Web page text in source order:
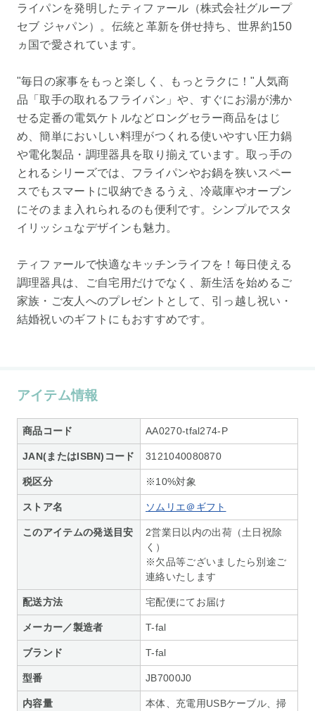
ライパンを発明したティファール（株式会社グループ
セブ ジャパン）。伝統と革新を併せ持ち、世界約150
ヵ国で愛されています。
"毎日の家事をもっと楽しく、もっとラクに！"人気商
品「取手の取れるフライパン」や、すぐにお湯が沸か
せる定番の電気ケトルなどロングセラー商品をはじ
め、簡単においしい料理がつくれる使いやすい圧力鍋
や電化製品・調理器具を取り揃えています。取っ手の
とれるシリーズでは、フライパンやお鍋を狭いスペー
スでもスマートに収納できるうえ、冷蔵庫やオーブン
にそのまま入れられるのも便利です。シンプルでスタ
イリッシュなデザインも魅力。
ティファールで快適なキッチンライフを！毎日使える
調理器具は、ご自宅用だけでなく、新生活を始めるご
家族・ご友人へのプレゼントとして、引っ越し祝い・
結婚祝いのギフトにもおすすめです。
アイテム情報
商品コード AA0270-tfal274-P
JAN(またはISBN)コード 3121040080870
税区分 ※10%対象
ストア名 ソムリエ＠ギフト
このアイテムの発送目安
2営業日以内の出荷（土日祝除
く）
※欠品等ございましたら別途ご
連絡いたします
配送方法 宅配便にてお届け
メーカー／製造者 T-fal
ブランド T-fal
型番 JB7000J0
内容量
本体、充電用USBケーブル、掃